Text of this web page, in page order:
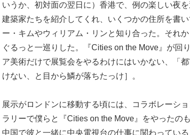
いうか、初対面の翌日に）香港で、例の楽しい夜
建築家たちを紹介してくれ、いくつかの住所を書
ー・キムやウィリアム・リンと知り合った。それ
ぐるっと一巡りした。『Cities on the Move』が回
ア美術だけで展覧会をやるわけにはいかない、「
けない、と目から鱗が落ちたっけ］。
展示がロンドンに移動する頃には、コラボレーシ
ラリーで僕らと『Cities on the Move』をやったの
中国で彼と一緒に中央電視台の仕事に関わってい